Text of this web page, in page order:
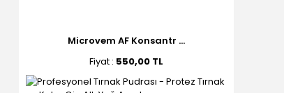
Microvem AF Konsantr ...
Fiyat : 550,00 TL